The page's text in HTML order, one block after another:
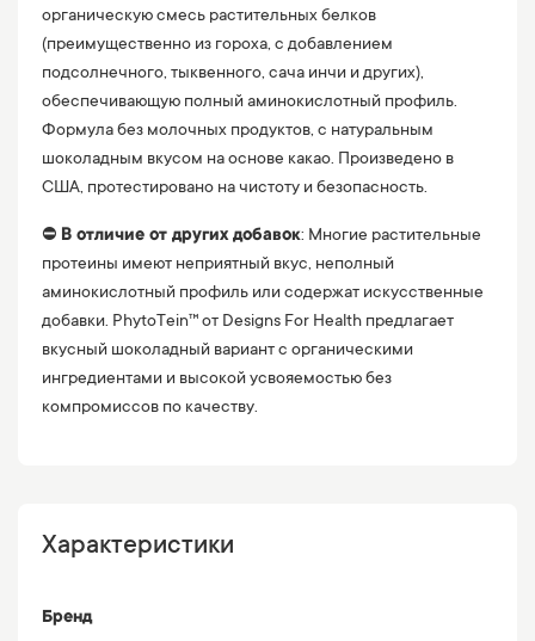
органическую смесь растительных белков
(преимущественно из гороха, с добавлением
подсолнечного, тыквенного, сача инчи и других),
обеспечивающую полный аминокислотный профиль.
Формула без молочных продуктов, с натуральным
шоколадным вкусом на основе какао. Произведено в
США, протестировано на чистоту и безопасность.
⛔️ В отличие от других добавок: Многие растительные
протеины имеют неприятный вкус, неполный
аминокислотный профиль или содержат искусственные
добавки. PhytoTein™ от Designs For Health предлагает
вкусный шоколадный вариант с органическими
ингредиентами и высокой усвояемостью без
компромиссов по качеству.
Характеристики
Бренд